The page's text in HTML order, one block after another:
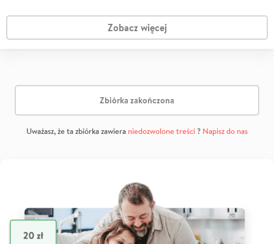
Zobacz więcej
Zbiórka zakończona
Uważasz, że ta zbiórka zawiera niedozwolone treści? Napisz do nas